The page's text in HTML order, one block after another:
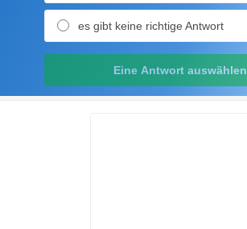
es gibt keine richtige Antwort
Eine Antwort auswählen